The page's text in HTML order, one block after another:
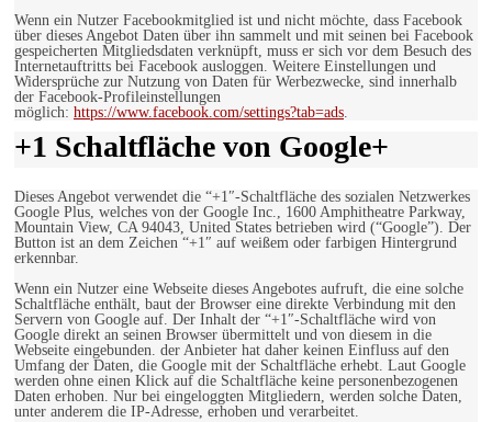
Wenn ein Nutzer Facebookmitglied ist und nicht möchte, dass Facebook
über dieses Angebot Daten über ihn sammelt und mit seinen bei Facebook
gespeicherten Mitgliedsdaten verknüpft, muss er sich vor dem Besuch des
Internetauftritts bei Facebook ausloggen. Weitere Einstellungen und
Widersprüche zur Nutzung von Daten für Werbezwecke, sind innerhalb
der Facebook-Profileinstellungen
möglich: https://www.facebook.com/settings?tab=ads.
+1 Schaltfläche von Google+
Dieses Angebot verwendet die “+1″-Schaltfläche des sozialen Netzwerkes
Google Plus, welches von der Google Inc., 1600 Amphitheatre Parkway,
Mountain View, CA 94043, United States betrieben wird (“Google”). Der
Button ist an dem Zeichen “+1″ auf weißem oder farbigen Hintergrund
erkennbar.
Wenn ein Nutzer eine Webseite dieses Angebotes aufruft, die eine solche
Schaltfläche enthält, baut der Browser eine direkte Verbindung mit den
Servern von Google auf. Der Inhalt der “+1″-Schaltfläche wird von
Google direkt an seinen Browser übermittelt und von diesem in die
Webseite eingebunden. der Anbieter hat daher keinen Einfluss auf den
Umfang der Daten, die Google mit der Schaltfläche erhebt. Laut Google
werden ohne einen Klick auf die Schaltfläche keine personenbezogenen
Daten erhoben. Nur bei eingeloggten Mitgliedern, werden solche Daten,
unter anderem die IP-Adresse, erhoben und verarbeitet.